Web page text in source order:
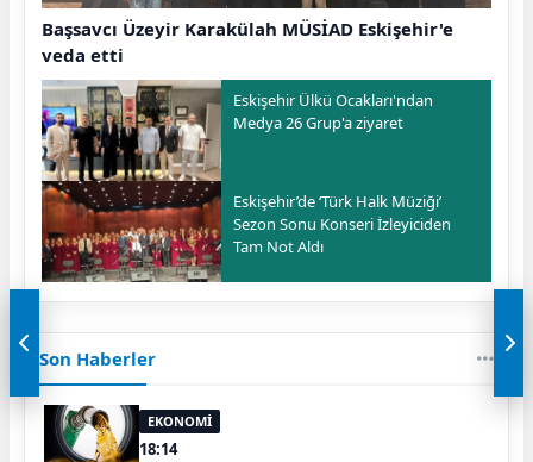
Başsavcı Üzeyir Karakülah MÜSİAD Eskişehir'e
veda etti
Eskişehir Ülkü Ocakları'ndan
Medya 26 Grup'a ziyaret
Eskişehir’de ‘Türk Halk Müziği’
Sezon Sonu Konseri İzleyiciden
Tam Not Aldı
Son Haberler
EKONOMİ
18:14